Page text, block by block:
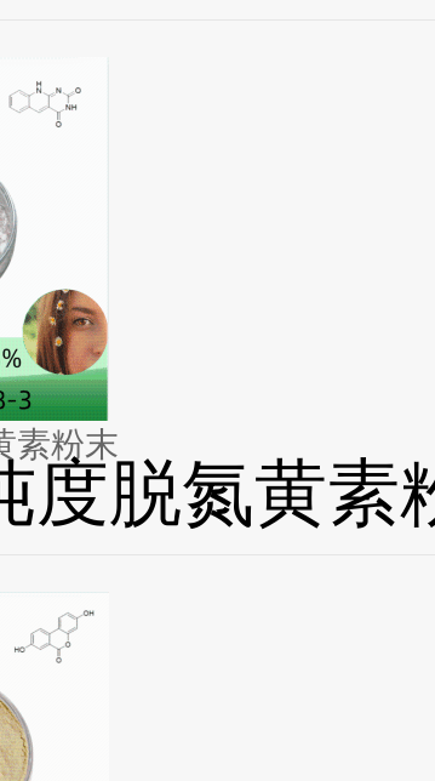
素粉末
度脱氮黄素